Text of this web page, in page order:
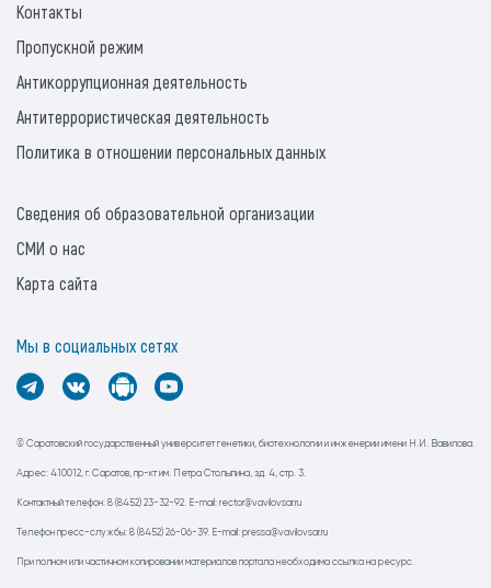
© Саратовский государственный университет генетики, биотехнологии и инженерии имени Н.И. Вавилова.
Адрес: 410012, г. Саратов, пр-кт им. Петра Столыпина, зд. 4, стр. 3.
Контактный телефон: 8 (8452) 23-32-92. E-mail: rector@vavilovsar.ru
Телефон пресс-службы: 8 (8452) 26-06-39. E-mail: pressa@vavilovsar.ru
При полном или частичном копировании материалов портала необходима ссылка на ресурс.
Контакты
Пропускной режим
Антикоррупционная деятельность
Антитеррористическая деятельность
Политика в отношении персональных данных
Сведения об образовательной организации
СМИ о нас
Карта сайта
Мы в социальных сетях